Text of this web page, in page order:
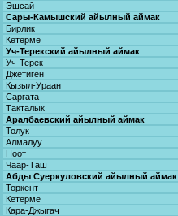
Эшсай
Сары-Камышский айылный аймак
Бирлик
Кетерме
Уч-Терекский айылный аймак
Уч-Терек
Джетиген
Кызыл-Ураан
Саргата
Такталык
Аралбаевский айылный аймак
Толук
Алмалуу
Ноот
Чаар-Таш
Абды Суеркуловский айылный аймак
Торкент
Кетерме
Кара-Джыгач